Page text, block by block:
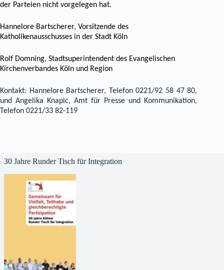
der Parteien nicht vorgelegen hat.
Hannelore Bartscherer, Vorsitzende des
Katholikenausschusses in der Stadt Köln
Rolf Domning, Stadtsuperintendent des Evangelischen
Kirchenverbandes Köln und Region
Kontakt: Hannelore Bartscherer, Telefon 0221/92 58 47 80,
und Angelika Knapic, Amt für Presse und Kommunikation,
Telefon 0221/33 82-119
30 Jahre Runder Tisch für Integration